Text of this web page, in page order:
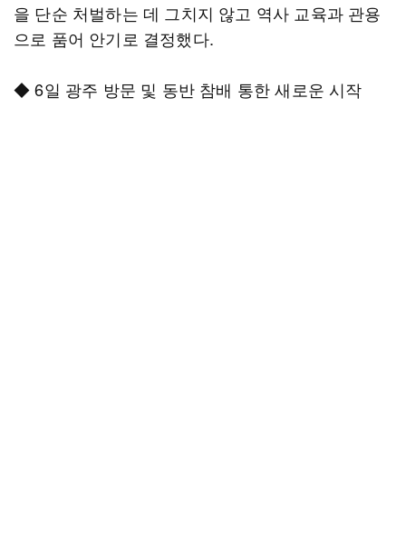
을 단순 처벌하는 데 그치지 않고 역사 교육과 관용
으로 품어 안기로 결정했다.
◆ 6일 광주 방문 및 동반 참배 통한 새로운 시작